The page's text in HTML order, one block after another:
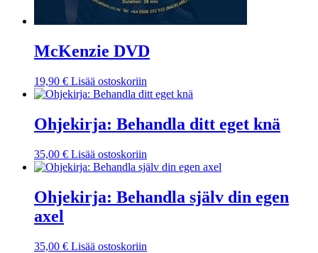
McKenzie DVD
19,90 € Lisää ostoskoriin
Ohjekirja: Behandla ditt eget knä
35,00 € Lisää ostoskoriin
Ohjekirja: Behandla själv din egen
axel
35,00 € Lisää ostoskoriin